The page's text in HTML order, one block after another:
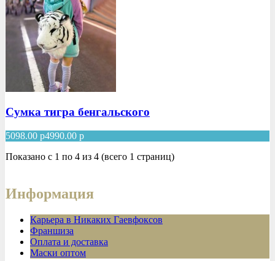
Сумка тигра бенгальского
5098.00 р4990.00 р
Показано с 1 по 4 из 4 (всего 1 страниц)
Информация
Карьера в Никаких Гаевфоксов
Франшиза
Оплата и доставка
Маски оптом